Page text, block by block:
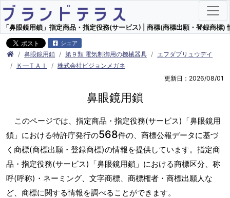
「鼻眼鏡用鎖」指定商品・指定役務(サービス) | 商標(商標出願・登録商標)
シェア
鼻眼鏡用鎖 第９類 電気制御用の機械器具
エフダブリュウデイ
Ｋ―ＴＡＩ
株式会社ビジョンメガネ
更新日：2026/08/01
鼻眼鏡用鎖
このページでは、指定商品・指定役務(サービス)「鼻眼鏡用
鎖」における特許庁発行の568件の、商標公報データに基づ
く商標(商標出願・登録商標)の情報を提供しています。指定商
品・指定役務(サービス)「鼻眼鏡用鎖」における商標区分、称
呼(呼称)・ネーミング、文字商標、商標権者・商標出願人な
ど、商標に関する情報を調べることができます。